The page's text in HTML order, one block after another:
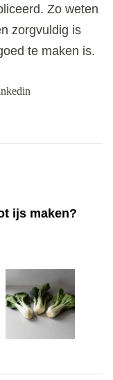
Zo weten
zorgvuldig is
te maken is.
ijs maken?